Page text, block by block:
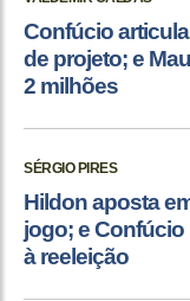
Confúcio
de projeto; e
2 milhões
SÉRGIO PIRES
Hildon aposta
jogo; e
à reeleição